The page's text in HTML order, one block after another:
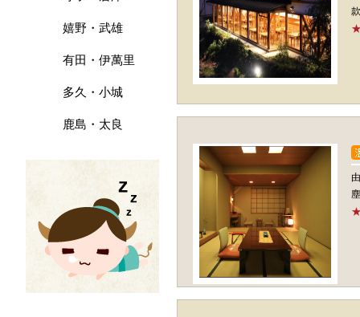
嬉野・武雄
有田・伊萬里
多久・小城
鹿島・太良
★
★